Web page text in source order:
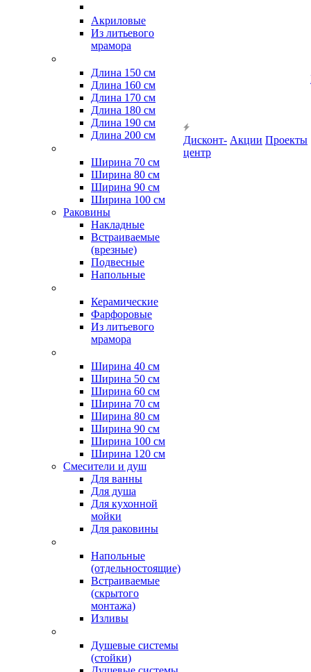
Акриловые
Из литьевого
мрамора
Длина 150 см
Длина 160 см
Длина 170 см
Длина 180 см
Длина 190 см
Длина 200 см
Ширина 70 см
Ширина 80 см
Ширина 90 см
Ширина 100 см
Раковины
Накладные
Встраиваемые
(врезные)
Подвесные
Напольные
Керамические
Фарфоровые
Из литьевого
мрамора
Ширина 40 см
Ширина 50 см
Ширина 60 см
Ширина 70 см
Ширина 80 см
Ширина 90 см
Ширина 100 см
Ширина 120 см
Смесители и душ
Для ванны
Для душа
Для кухонной
мойки
Для раковины
Напольные
(отдельностоящие)
Встраиваемые
(скрытого
монтажа)
Изливы
Душевые системы
(стойки)
Дисконт-
центр
Акции Проекты